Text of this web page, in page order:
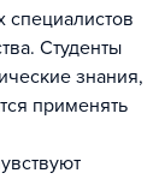
специалистов
Студенты
знания,
применять